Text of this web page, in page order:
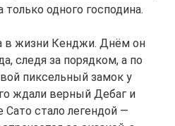
одного господина.
в жизни Кенджи. Днём он
следя за порядком, а по
пиксельный замок у
ждали верный Дебаг и
стало легендой —